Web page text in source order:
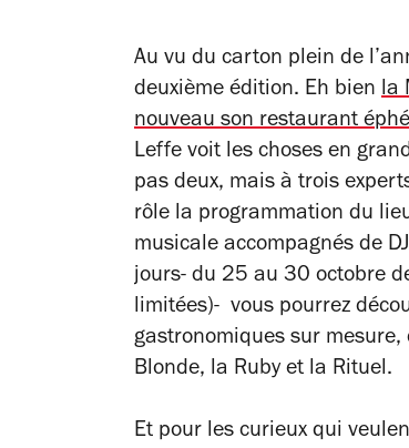
Au vu du carton plein de
deuxième édition. Eh bien la
nouveau son restaurant
Leffe voit les choses en
pas deux, mais à trois
rôle la programmation du
musicale accompagnés de
jours- du 25 au 30 octobre
limitées)- vous pourrez
gastronomiques sur
Blonde, la Ruby et la Rituel.
Et pour les curieux qui